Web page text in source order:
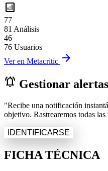
analytics
77
81 Análisis
46
76 Usuarios
Ver en Metacritic arrow_forward
notifications_active Gestionar alertas
"Recibe una notificación
objetivo. Rastrearemos todas
IDENTIFICARSE
FICHA TÉCNICA